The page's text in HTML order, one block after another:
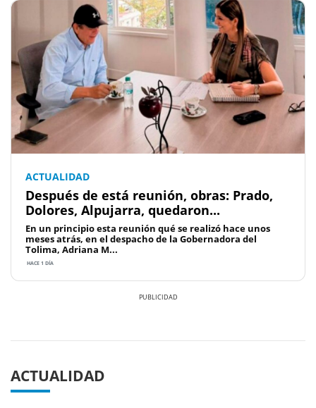
ACTUALIDAD
Después de está reunión, obras: Prado,
Dolores, Alpujarra, quedaron...
En un principio esta reunión qué se realizó hace unos
meses atrás, en el despacho de la Gobernadora del
Tolima, Adriana M...
HACE 1 DÍA
ACTUALIDAD